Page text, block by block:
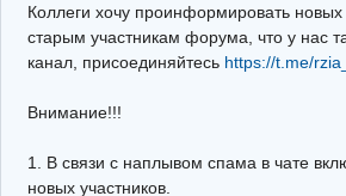
Архив
Почта
Поиск релейщика
Коллеги хочу проинформировать
старым участникам форума, что у нас
канал, присоединяйтесь https://t.me/
Внимание!!!
1. В связи с наплывом спама в чате
новых участников.